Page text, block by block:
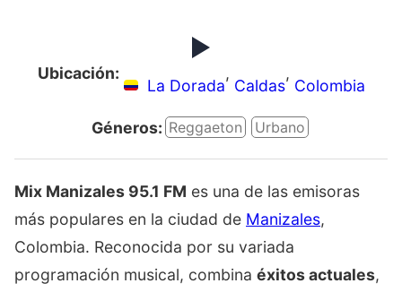
Ubicación:
La Dorada
,
Caldas
,
Colombia
Géneros: Reggaeton Urbano
Mix Manizales 95.1 FM es una de las emisoras
más populares en la ciudad de Manizales,
Colombia. Reconocida por su variada
programación musical, combina éxitos actuales,